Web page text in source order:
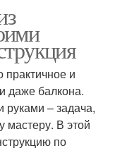
и
даже балкона.
руками – задача,
мастеру. В этой
по